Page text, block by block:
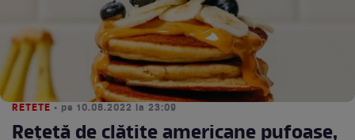
RETETE • pe 10.08.2022 la 23:09
Rețetă de clătite americane pufoase,